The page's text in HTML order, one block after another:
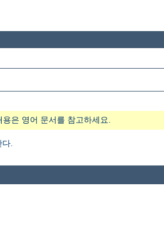
은 영어 문서를 참고하세요.
다.